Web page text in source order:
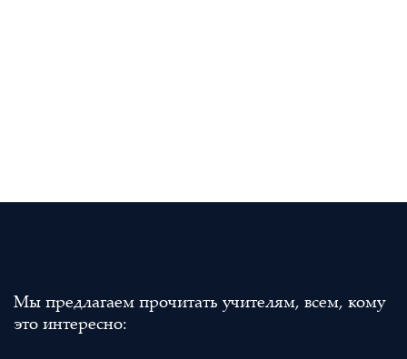
Мы предлагаем прочитать учителям, всем, кому
это интересно: